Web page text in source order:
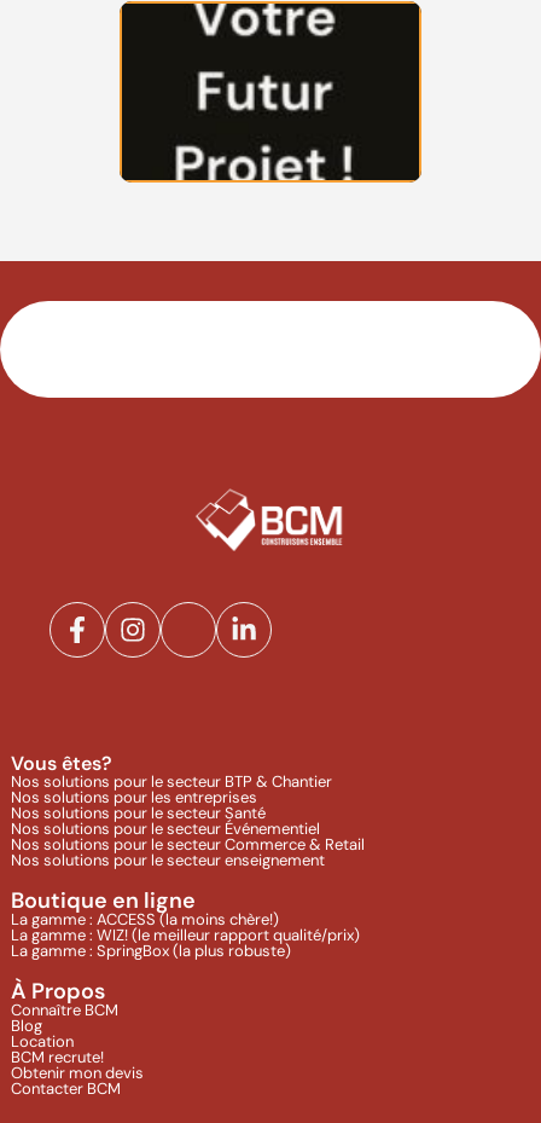
Vous êtes?
Nos solutions pour le secteur BTP & Chantier
Nos solutions pour les entreprises
Nos solutions pour le secteur Santé
Nos solutions pour le secteur Événementiel
Nos solutions pour le secteur Commerce & Retail
Nos solutions pour le secteur enseignement
Boutique en ligne
La gamme : ACCESS (la moins chère!)
La gamme : WIZ! (le meilleur rapport qualité/prix)
La gamme : SpringBox (la plus robuste)
À Propos
Connaître BCM
Blog
Location
BCM recrute!
Obtenir mon devis
Contacter BCM